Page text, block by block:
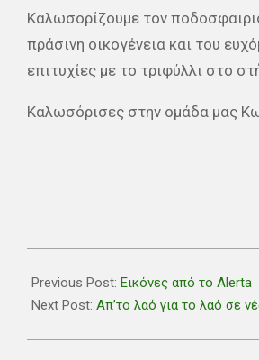
Καλωσορίζουμε τον
πράσινη οικογένεια και του
επιτυχίες με το τριφύλλι στο
Καλωσόρισες στην ομάδα μας
06-
27
Previous Post: Εικόνες από το Alerta
Next Post: Απ’το λαό για το λαό σε